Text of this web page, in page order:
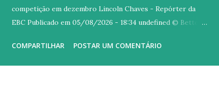
competição em dezembro Lincoln Chaves - Repórter da
EBC Publicado em 05/08/2026 - 18:34 undefined © Betto
passado, a cidade de São Paulo será a sede do Campeonato
COMPARTILHAR POSTAR UM COMENTÁRIO